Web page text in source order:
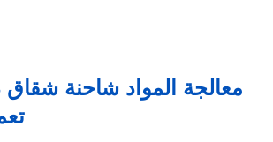
معالجة المواد شاحنة